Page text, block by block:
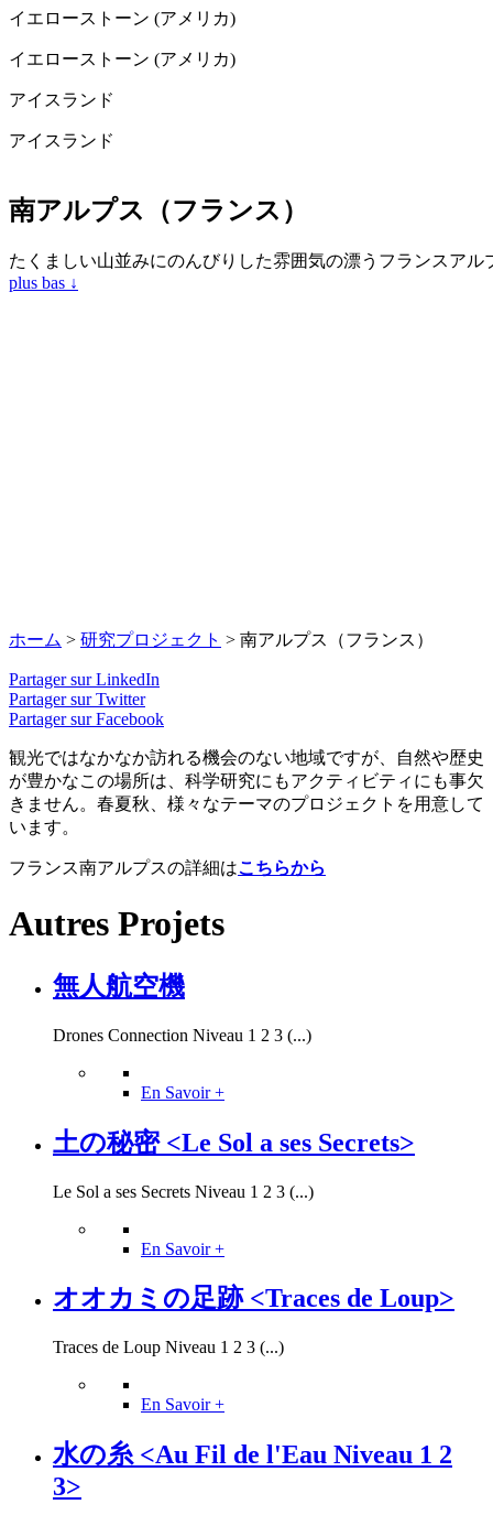
イエローストーン (アメリカ)
イエローストーン (アメリカ)
アイスランド
アイスランド
南アルプス（フランス）
たくましい山並みにのんびりした雰囲気の漂うフランスア
plus bas ↓
ホーム > 研究プロジェクト > 南アルプス（フランス）
Partager sur LinkedIn
Partager sur Twitter
Partager sur Facebook
観光ではなかなか訪れる機会のない地域ですが、自然や歴史
が豊かなこの場所は、科学研究にもアクティビティにも事欠
きません。春夏秋、様々なテーマのプロジェクトを用意して
います。
フランス南アルプスの詳細はこちらから
Autres Projets
無人航空機
Drones Connection Niveau 1 2 3 (...)
En Savoir +
土の秘密 <Le Sol a ses Secrets>
Le Sol a ses Secrets Niveau 1 2 3 (...)
En Savoir +
オオカミの足跡 <Traces de Loup>
Traces de Loup Niveau 1 2 3 (...)
En Savoir +
水の糸 <Au Fil de l'Eau Niveau 1 2
3>